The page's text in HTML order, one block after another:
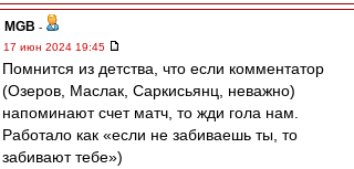
MGB -
17 июн 2024 19:45
Помнится из детства, что если комментатор
(Озеров, Маслак, Саркисьянц, неважно)
напоминают счет матч, то жди гола нам.
Работало как «если не забиваешь ты, то
забивают тебе»)